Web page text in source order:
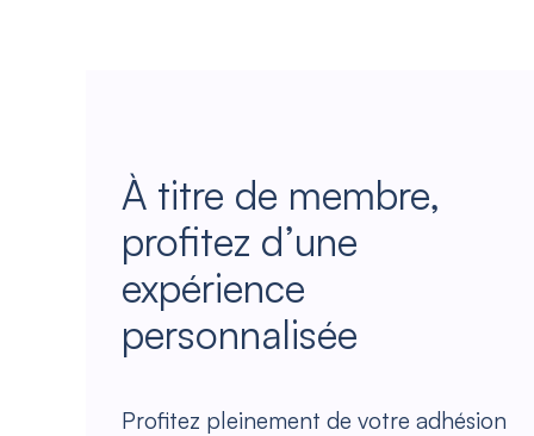
À titre de membre,
profitez d’une
expérience
personnalisée
Profitez pleinement de votre adhésion